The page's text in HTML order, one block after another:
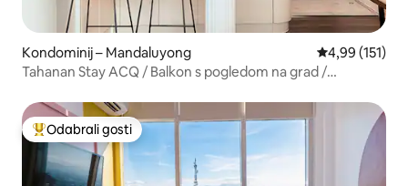
Kondominij – Mandaluyong Prosječna
4,99 (151)
Tahanan Stay ACQ / Balkon s pogledom na grad /
Među najviše rangiranima s oznakom „Odabrali gosti”
Odabrali gosti